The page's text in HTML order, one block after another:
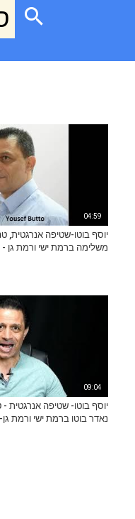
04:59
יוסף בוטו-שטיפה אנרגטית,
משלימה ברמת ישי ורמת גן
09:04
יוסף בוטו- שטיפה אנרגטית
נאדר בוטו ברמת ישי ורמת גן-